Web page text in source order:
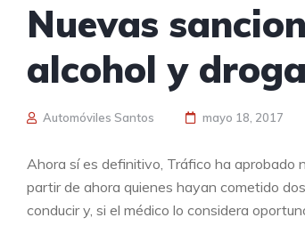
Nuevas
alcohol y
Automóviles Santos mayo 18, 2017
Ahora sí es definitivo, Tráfico ha aprobado
partir de ahora quienes hayan cometido
conducir y, si el médico lo considera